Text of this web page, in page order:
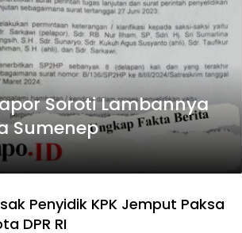
Soroti Lambannya
Sumenep
Penyidik KPK Jemput Paksa
DPR RI